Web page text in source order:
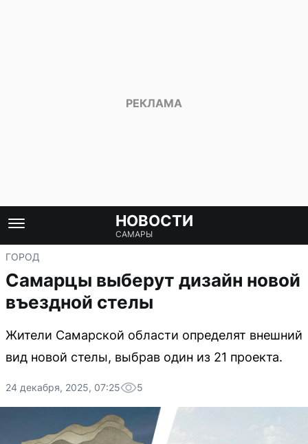
НОВОСТИ
САМАРЫ
ГОРОД
Самарцы выберут дизайн новой
въездной стелы
Жители Самарской области определят внешний
вид новой стелы, выбрав один из 21 проекта.
24 декабря, 2025, 07:25 5